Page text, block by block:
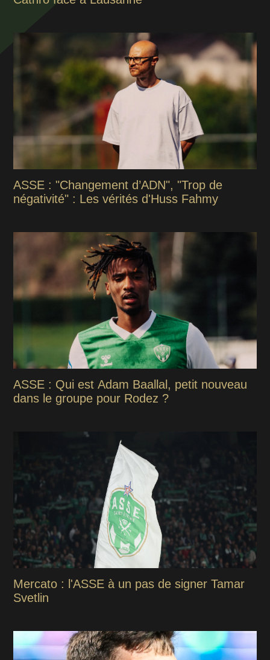
ASSE : "Changement d’ADN", "Trop de
négativité" : Les vérités d'Huss Fahmy
ASSE : Qui est Adam Baallal, petit nouveau
dans le groupe pour Rodez ?
Mercato : l'ASSE à un pas de signer Tamar
Svetlin